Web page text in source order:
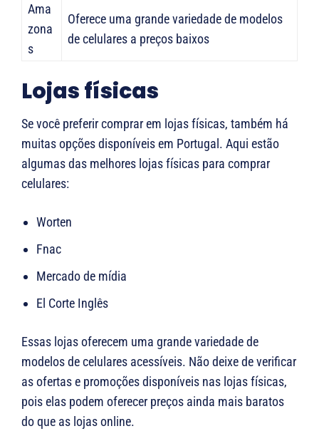
Ama
zona
s
Oferece uma grande variedade de modelos
de celulares a preços baixos
Lojas físicas
Se você preferir comprar em lojas físicas, também há
muitas opções disponíveis em Portugal. Aqui estão
algumas das melhores lojas físicas para comprar
celulares:
Worten
Fnac
Mercado de mídia
El Corte Inglês
Essas lojas oferecem uma grande variedade de
modelos de celulares acessíveis. Não deixe de verificar
as ofertas e promoções disponíveis nas lojas físicas,
pois elas podem oferecer preços ainda mais baratos
do que as lojas online.